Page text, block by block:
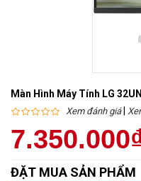
Màn Hình Máy Tính LG
Xem đánh giá|
ĐẶT MUA SẢN PHẨM